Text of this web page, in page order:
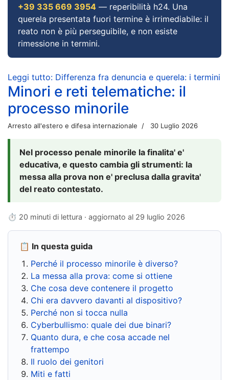
+39 335 669 3954 — reperibilità h24. Una
querela presentata fuori termine è irrimediabile: il
reato non è più perseguibile, e non esiste
rimessione in termini.
Leggi tutto: Differenza fra denuncia e querela: i termini
Minori e reti telematiche: il
processo minorile
Arresto all'estero e difesa internazionale 30 Luglio 2026
Nel processo penale minorile la finalita' e'
educativa, e questo cambia gli strumenti: la
messa alla prova non e' preclusa dalla gravita'
del reato contestato.
⏱ 20 minuti di lettura · aggiornato al 29 luglio 2026
📋 In questa guida
Perché il processo minorile è diverso?
La messa alla prova: come si ottiene
Che cosa deve contenere il progetto
Chi era davvero davanti al dispositivo?
Perché non si tocca nulla
Cyberbullismo: quale dei due binari?
Quanto dura, e che cosa accade nel
frattempo
Il ruolo dei genitori
Miti e fatti